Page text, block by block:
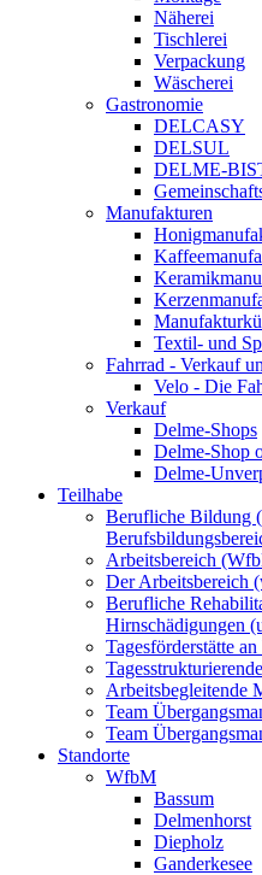
Näherei
Tischlerei
Verpackung
Wäscherei
Gastronomie
DELCASY
DELSUL
DELME-
Manufakturen
Textil- und
Fahrrad - Verkauf
Velo - Die
Verkauf
Delme-Shops
Delme-Shop
Delme-
Teilhabe
Berufliche Bildung
Arbeitsbereich
Der Arbeitsbereich
Berufliche
Hirnschädigungen
Tagesförderstätte
Arbeitsbegleitende
Team
Team
Standorte
WfbM
Bassum
Delmenhorst
Diepholz
Ganderkesee